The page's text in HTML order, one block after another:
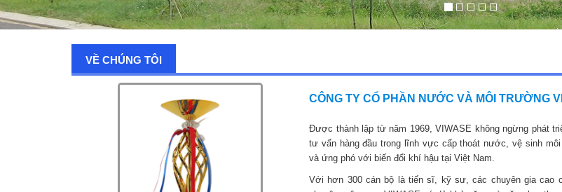
VỀ CHÚNG TÔI
CÔNG TY CỔ PHẦN NƯỚC VÀ MÔI TRƯỜNG
Được thành lập từ năm 1969, VIWASE không ngừng phát
tư vấn hàng đầu trong lĩnh vực cấp thoát nước, vệ sinh
và ứng phó với biến đổi khí hậu tại Việt Nam.
Với hơn 300 cán bộ là tiến sĩ, kỹ sư, các chuyên gia cao